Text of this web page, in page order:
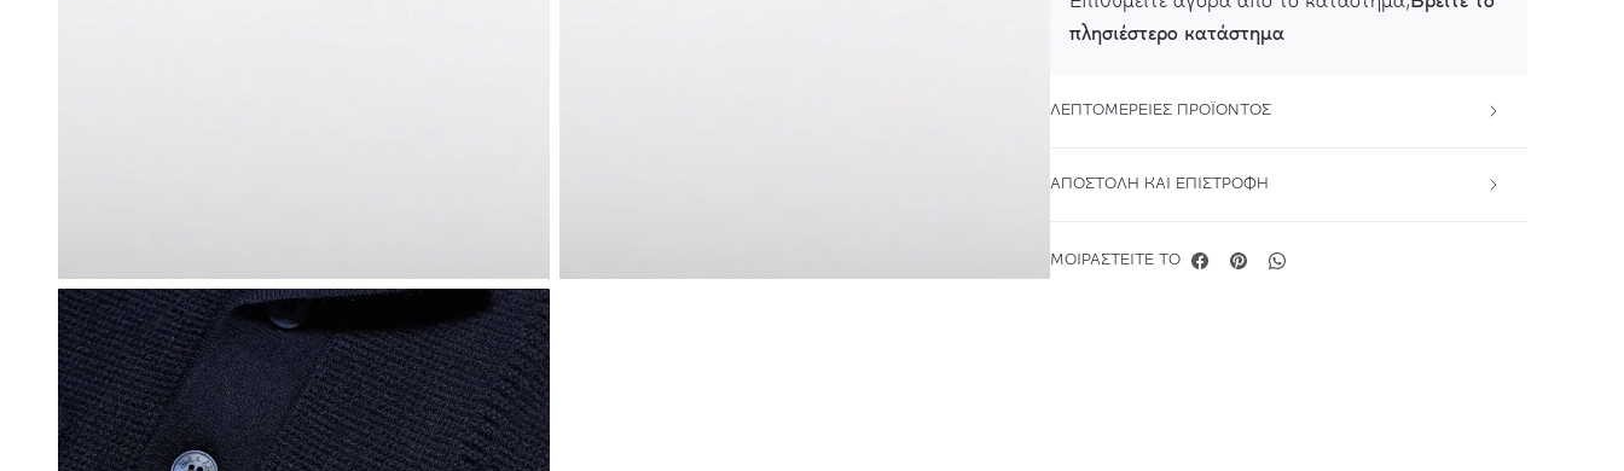
πλησιέστερο κατάστημα
ΛΕΠΤΟΜΈΡΕΙΕΣ ΠΡΟΪΌΝΤΟΣ
ΑΠΟΣΤΟΛΉ ΚΑΙ ΕΠΙΣΤΡΟΦΉ
ΜΟΙΡΑΣΤΕΊΤΕ ΤΟ